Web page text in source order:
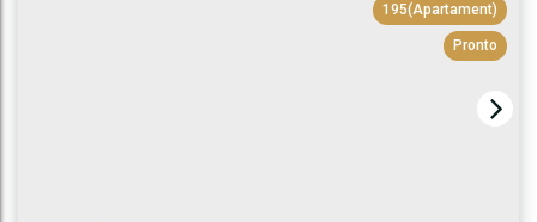
195(Apartament)
Pronto